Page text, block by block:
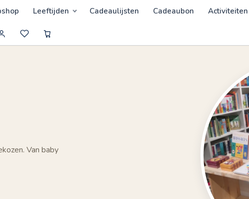
Leeftijden Cadeaulijsten Cadeaubon Activiteiten
Van baby